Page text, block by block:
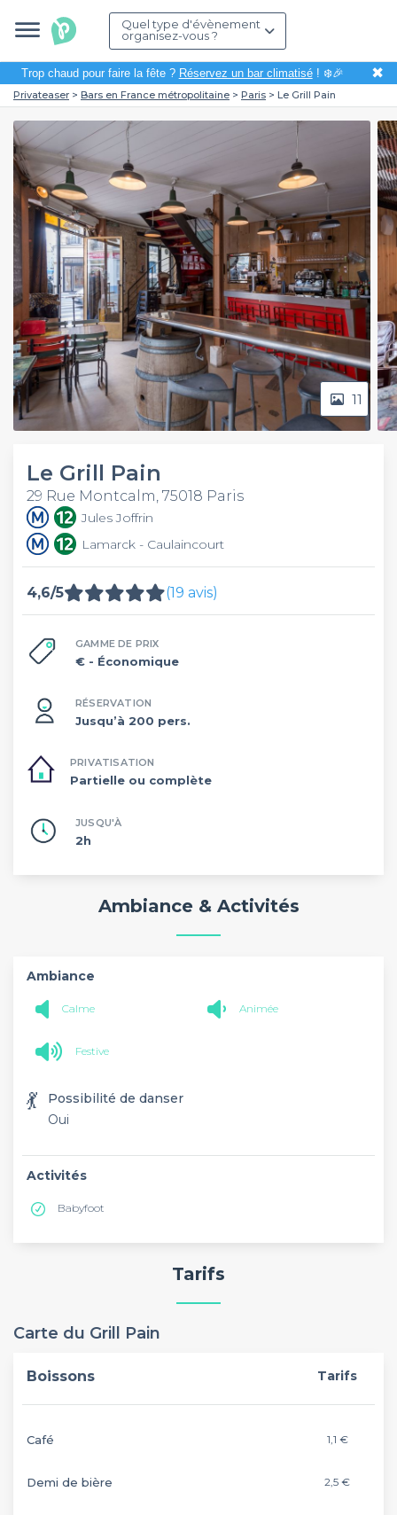
Quel type d'évènement
organisez-vous ?
Trop chaud pour faire la fête ? Réservez un bar climatisé! ❄️🎉 ✖
Privateaser Bars en France métropolitaine Paris Le Grill Pain
11
Le Grill Pain
29 Rue Montcalm, 75018 Paris
Jules Joffrin
Lamarck - Caulaincourt
4,6/5 (19 avis)
GAMME DE PRIX
€ - Économique
RÉSERVATION
Jusqu’à 200 pers.
PRIVATISATION
Partielle ou complète
JUSQU'À
2h
Ambiance & Activités
Ambiance
Calme Animée
Festive
💃
Possibilité de danser
Oui
Activités
Babyfoot
Tarifs
Carte du Grill Pain
Boissons Tarifs
Café 1,1 €
Demi de bière 2,5 €